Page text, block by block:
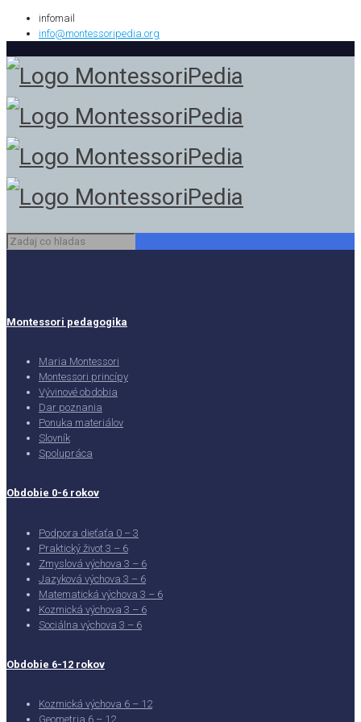
infomail
info@montessoripedia.org
Montessori pedagogika
Maria Montessori
Montessori princípy
Vývinové obdobia
Dar poznania
Ponuka materiálov
Slovník
Spolupráca
Obdobie 0-6 rokov
Podpora dieťaťa 0 – 3
Praktický život 3 – 6
Zmyslová výchova 3 – 6
Jazyková výchova 3 – 6
Matematická výchova 3 – 6
Kozmická výchova 3 – 6
Sociálna výchova 3 – 6
Obdobie 6-12 rokov
Kozmická výchova 6 – 12
Geometria 6 – 12